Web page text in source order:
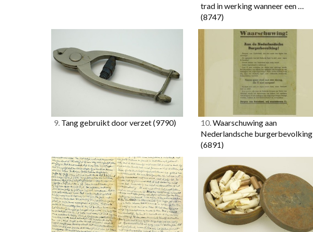
trad in werking wanneer een …
(8747)
9. Tang gebruikt door verzet(9790) 10.Waarschuwing aan
Nederlandsche burgerbevolking
(6891)